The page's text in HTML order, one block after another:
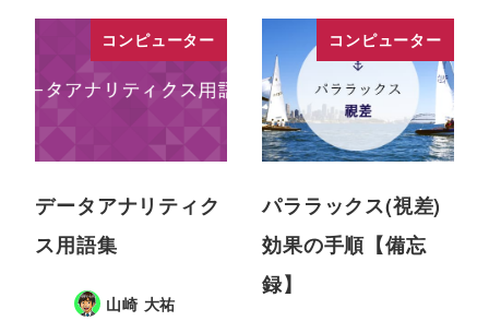
コンピューター
データアナリティク
ス用語集
山崎 大祐
コンピューター
パララックス(視差)
効果の手順【備忘
録】